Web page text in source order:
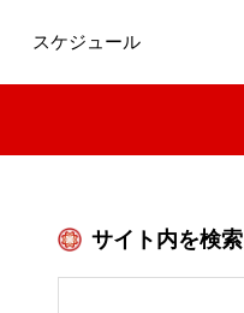
スケジュール
サイト内を検索